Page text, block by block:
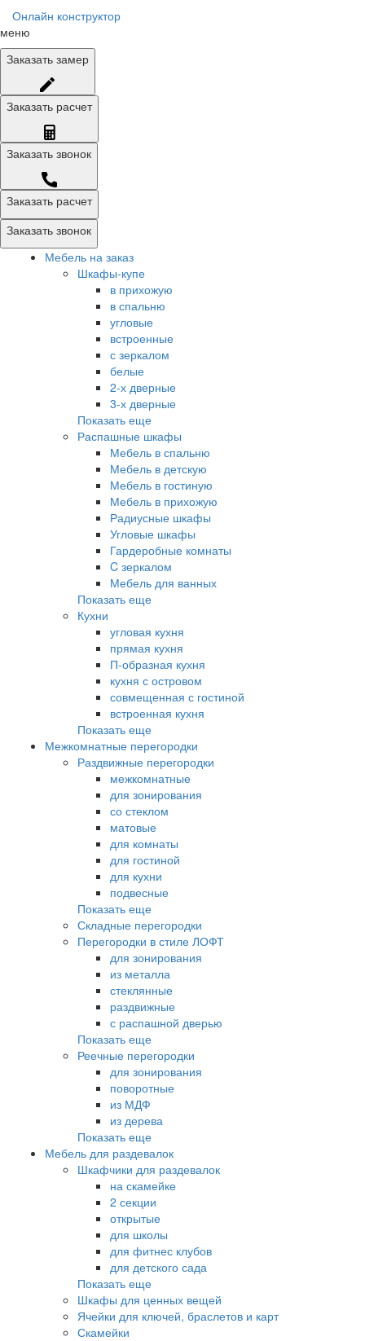
Онлайн конструктор
меню
Заказать замер
Заказать расчет
Заказать звонок
Заказать расчет
Заказать звонок
Мебель на заказ
Шкафы-купе
в прихожую
в спальню
угловые
встроенные
с зеркалом
белые
2-х дверные
3-х дверные
Показать еще
Распашные шкафы
Мебель в спальню
Мебель в детскую
Мебель в гостиную
Мебель в прихожую
Радиусные шкафы
Угловые шкафы
Гардеробные комнаты
C зеркалом
Мебель для ванных
Показать еще
Кухни
угловая кухня
прямая кухня
П-образная кухня
кухня с островом
совмещенная с гостиной
встроенная кухня
Показать еще
Межкомнатные перегородки
Раздвижные перегородки
межкомнатные
для зонирования
со стеклом
матовые
для комнаты
для гостиной
для кухни
подвесные
Показать еще
Складные перегородки
Перегородки в стиле ЛОФТ
для зонирования
из металла
стеклянные
раздвижные
с распашной дверью
Показать еще
Реечные перегородки
для зонирования
поворотные
из МДФ
из дерева
Показать еще
Мебель для раздевалок
Шкафчики для раздевалок
на скамейке
2 секции
открытые
для школы
для фитнес клубов
для детского сада
Показать еще
Шкафы для ценных вещей
Ячейки для ключей, браслетов и карт
Скамейки